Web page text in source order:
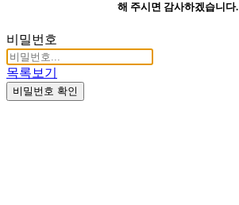
해 주시면 감사하겠습니다.
비밀번호
목록보기
비밀번호 확인